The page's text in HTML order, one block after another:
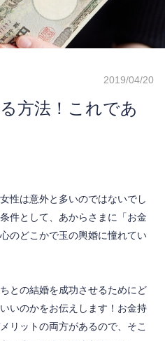
2019/04/20
方法！これであ
性は意外と多いのではないでし
件として、あからさまに「お金
のどこかで玉の輿婚に憧れてい
との結婚を成功させるためにど
いのかをお伝えします！お金持
リットの両方があるので、そこ